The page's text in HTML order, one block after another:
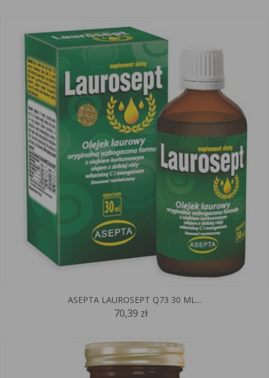
ASEPTA LAUROSEPT Q73 30 ML...
70,39 zł